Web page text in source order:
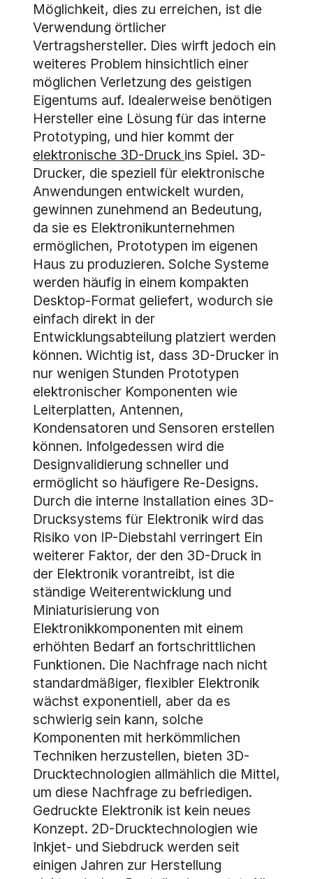
Möglichkeit, dies zu erreichen, ist die
Verwendung örtlicher
Vertragshersteller. Dies wirft jedoch ein
weiteres Problem hinsichtlich einer
möglichen Verletzung des geistigen
Eigentums auf. Idealerweise benötigen
Hersteller eine Lösung für das interne
Prototyping, und hier kommt der
elektronische 3D-Druck ins Spiel. 3D-
Drucker, die speziell für elektronische
Anwendungen entwickelt wurden,
gewinnen zunehmend an Bedeutung,
da sie es Elektronikunternehmen
ermöglichen, Prototypen im eigenen
Haus zu produzieren. Solche Systeme
werden häufig in einem kompakten
Desktop-Format geliefert, wodurch sie
einfach direkt in der
Entwicklungsabteilung platziert werden
können. Wichtig ist, dass 3D-Drucker in
nur wenigen Stunden Prototypen
elektronischer Komponenten wie
Leiterplatten, Antennen,
Kondensatoren und Sensoren erstellen
können. Infolgedessen wird die
Designvalidierung schneller und
ermöglicht so häufigere Re-Designs.
Durch die interne Installation eines 3D-
Drucksystems für Elektronik wird das
Risiko von IP-Diebstahl verringert Ein
weiterer Faktor, der den 3D-Druck in
der Elektronik vorantreibt, ist die
ständige Weiterentwicklung und
Miniaturisierung von
Elektronikkomponenten mit einem
erhöhten Bedarf an fortschrittlichen
Funktionen. Die Nachfrage nach nicht
standardmäßiger, flexibler Elektronik
wächst exponentiell, aber da es
schwierig sein kann, solche
Komponenten mit herkömmlichen
Techniken herzustellen, bieten 3D-
Drucktechnologien allmählich die Mittel,
um diese Nachfrage zu befriedigen.
Gedruckte Elektronik ist kein neues
Konzept. 2D-Drucktechnologien wie
Inkjet- und Siebdruck werden seit
einigen Jahren zur Herstellung